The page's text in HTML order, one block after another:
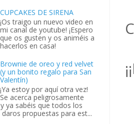
CUPCAKES DE SIRENA
¡Os traigo un nuevo video en
mi canal de youtube! ¡Espero
que os gusten y os animéis a
hacerlos en casa!
Brownie de oreo y red velvet
(y un bonito regalo para San
Valentín)
¡Ya estoy por aquí otra vez!
Se acerca peligrosamente
ya sabéis que todos los
propuestas para est...